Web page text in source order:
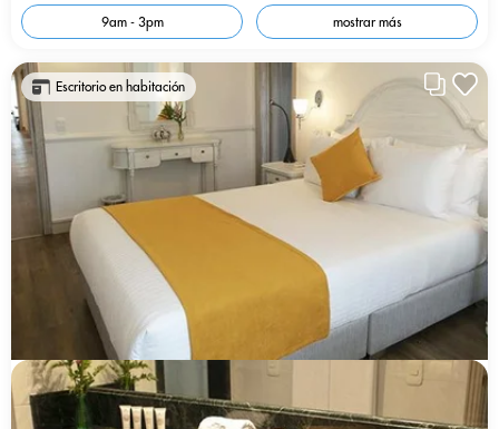
9am - 3pm mostrar más
Escritorio en habitación